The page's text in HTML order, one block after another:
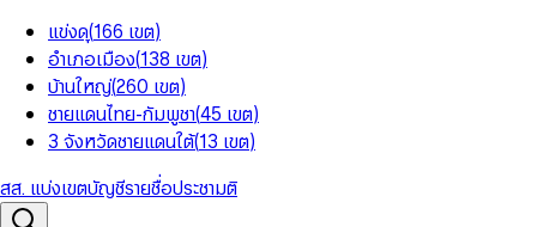
แข่งดุ(166 เขต)
อำเภอเมือง(138 เขต)
บ้านใหญ่(260 เขต)
ชายแดนไทย-กัมพูชา(45 เขต)
3 จังหวัดชายแดนใต้(13 เขต)
สส. แบ่งเขตบัญชีรายชื่อประชามติ